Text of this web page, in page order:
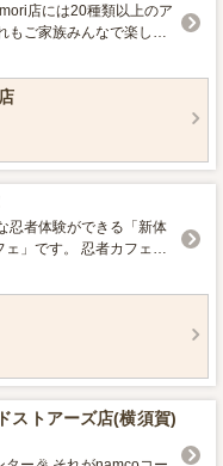
店には20種類以上のア
もご家族みんなで楽しめ
✨
忍者体験ができる「新体
忍者カフェ高
でき、 忍者服を身にま
なし！ 室内なの
ト。 親子で一緒に楽し
ループでの体験でも充
山です。
ストアーズ店(横須賀)